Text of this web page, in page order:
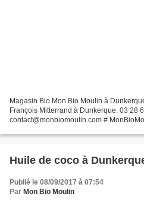
Magasin Bio Mon Bio Moulin à
François Mitterrand à Dunkerque. 03 28
contact@monbiomoulin.com #
Huile de coco à
Publié le 08/09/2017 à 07:54
Par Mon Bio Moulin